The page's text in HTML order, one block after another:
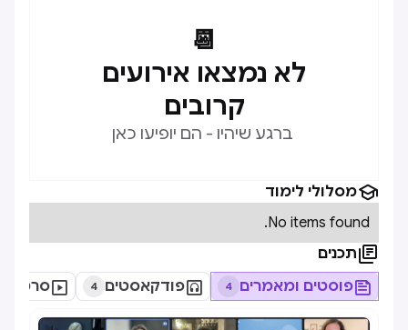
📆
לא נמצאו אירועים
קרובים
ברגע שיהיו - הם יופיעו כאן
מסלולי לימוד
No items found.
תכנים
פוסטים ומאמרים 4
פודקאסטים 4
